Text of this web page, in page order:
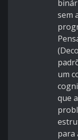
sem
um
que
para